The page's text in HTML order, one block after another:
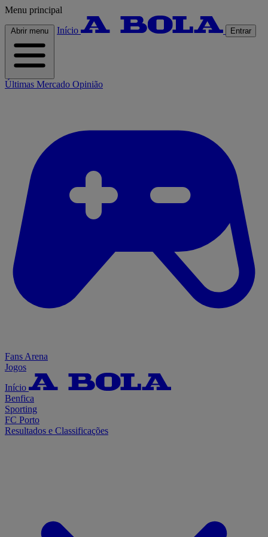
Menu principal
Abrir menu Início Entrar
Últimas Mercado Opinião
Fans Arena
Jogos
Início
Benfica
Sporting
FC Porto
Resultados e Classificações